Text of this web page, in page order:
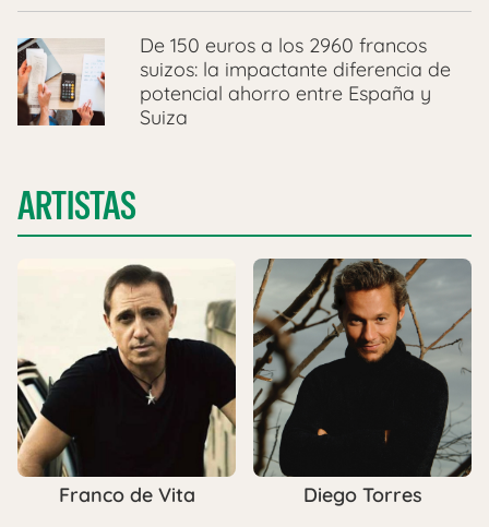
De 150 euros a los 2960 francos
suizos: la impactante diferencia de
potencial ahorro entre España y
Suiza
ARTISTAS
Franco de Vita Diego Torres